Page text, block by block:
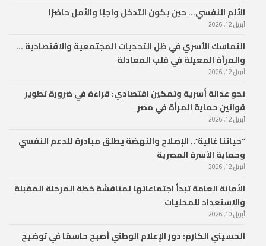
الألم النفسي… حين يكون التدخل واجبًا والأمل حاضرًا
أبريل 12, 2026
التماسك الأسري في ظل التحديات المجتمعية والاقتصادية …
والمرأة المعيلة في قلب المعادلة
أبريل 12, 2026
نحو عدالة أسرية وتمكين اقتصادي: قراءة في ضرورة تطوير
قوانين حماية المرأة في مصر
أبريل 12, 2026
“حياتنا غالية”.. الإصلاح والنهضة يطلق مبادرة للدعم النفسي
وحماية الأسرة المصرية
أبريل 12, 2026
الأمانة العامة تبدأ اجتماعاتها لمناقشة خطة المرحلة المقبلة
والاستعداد للمحليات
أبريل 10, 2026
الحسيني الكارم: دور الإعلام الوطني أصبح حاسمًا في توضيح